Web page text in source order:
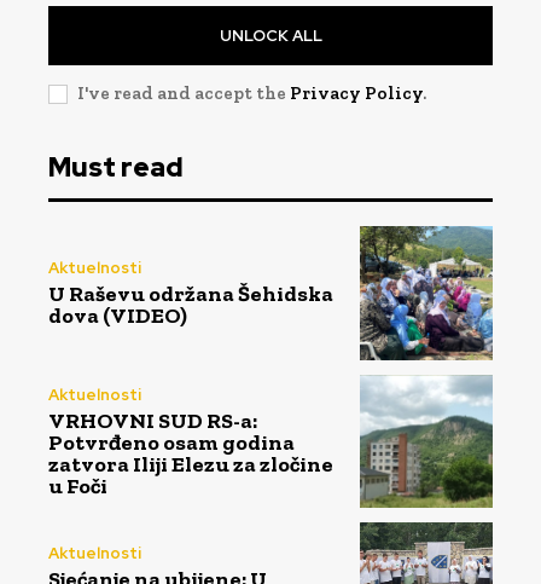
UNLOCK ALL
I've read and accept the Privacy Policy.
Must read
Aktuelnosti
U Raševu održana Šehidska
dova (VIDEO)
Aktuelnosti
VRHOVNI SUD RS-a:
Potvrđeno osam godina
zatvora Iliji Elezu za zločine
u Foči
Aktuelnosti